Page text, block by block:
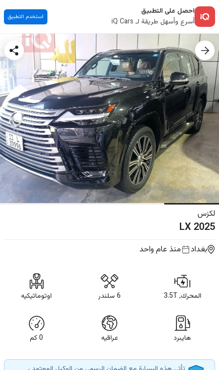
احصل على التطبيق
أسرع وأسهل طريقة لـ iQ Cars
استخدم التطبيق
لكزس
LX2025
بغداد منذ عام واحد
المحرك, 3.5T 6 سلندر اوتوماتيكيه
هايبرد عراقيه 0كم